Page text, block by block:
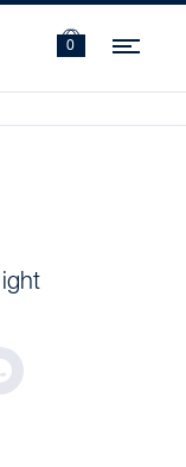
0